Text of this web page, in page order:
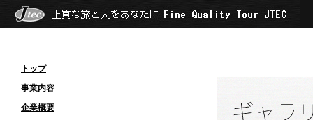
トップ
事業内容
企業概要